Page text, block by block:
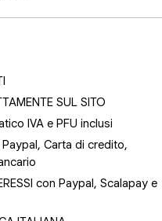
SUL SITO
IVA e PFU inclusi
Carta di credito,
con Paypal, Scalapay e